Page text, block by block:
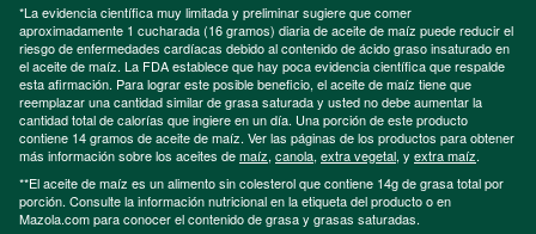
*La evidencia científica muy limitada y preliminar sugiere que comer
aproximadamente 1 cucharada (16 gramos) diaria de aceite de maíz puede reducir el
riesgo de enfermedades cardíacas debido al contenido de ácido graso insaturado en
el aceite de maíz. La FDA establece que hay poca evidencia científica que respalde
esta afirmación. Para lograr este posible beneficio, el aceite de maíz tiene que
reemplazar una cantidad similar de grasa saturada y usted no debe aumentar la
cantidad total de calorías que ingiere en un día. Una porción de este producto
contiene 14 gramos de aceite de maíz. Ver las páginas de los productos para obtener
más información sobre los aceites demaíz, canola, extra vegetal, y extra maíz.
**El aceite de maíz es un alimento sin colesterol que contiene 14g de grasa total por
porción. Consulte la información nutricional en la etiqueta del producto o en
Mazola.com para conocer el contenido de grasa y grasas saturadas.